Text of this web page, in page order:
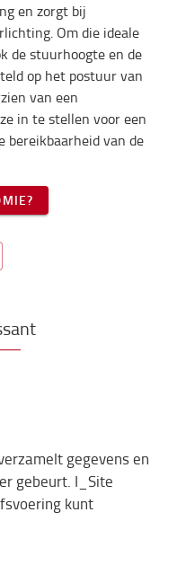
en zorgt bij
Om die ideale
de stuurhoogte en de
op het postuur van
van een
in te stellen voor een
bereikbaarheid van de
gegevens en
gebeurt. I_Site
kunt